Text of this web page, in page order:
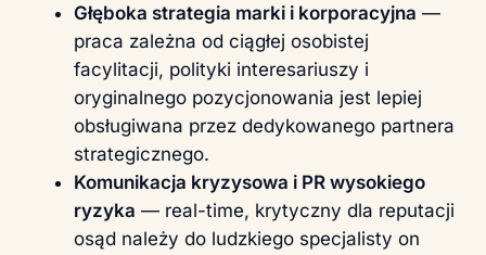
Głęboka strategia marki i korporacyjna —
praca zależna od ciągłej osobistej
facylitacji, polityki interesariuszy i
oryginalnego pozycjonowania jest lepiej
obsługiwana przez dedykowanego partnera
strategicznego.
Komunikacja kryzysowa i PR wysokiego
ryzyka — real-time, krytyczny dla reputacji
osąd należy do ludzkiego specjalisty on